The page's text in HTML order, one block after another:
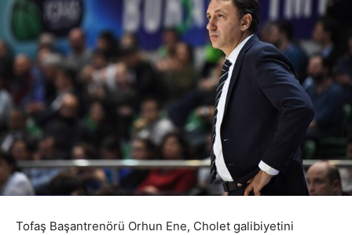
Tofaş Başantrenörü Orhun Ene, Cholet galibiyetini